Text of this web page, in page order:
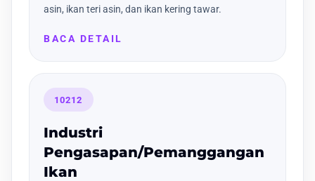
asin, ikan teri asin, dan ikan kering tawar.
BACA DETAIL
10212
Industri
Pengasapan/Pemanggangan
Ikan